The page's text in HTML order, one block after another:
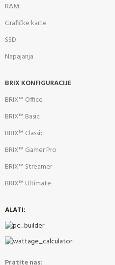
RAM
Grafičke karte
SSD
Napajanja
BRIX KONFIGURACIJE
BRIX™ Office
BRIX™ Basic
BRIX™ Classic
BRIX™ Gamer Pro
BRIX™ Streamer
BRIX™ Ultimate
ALATI:
Pratite nas: